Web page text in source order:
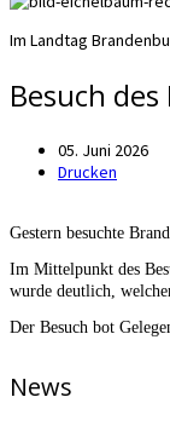
Im Landtag
Besuch
05. Juni 2026
Drucken
Gestern besuchte
Im Mittelpunkt des
wurde deutlich,
Der Besuch bot
News